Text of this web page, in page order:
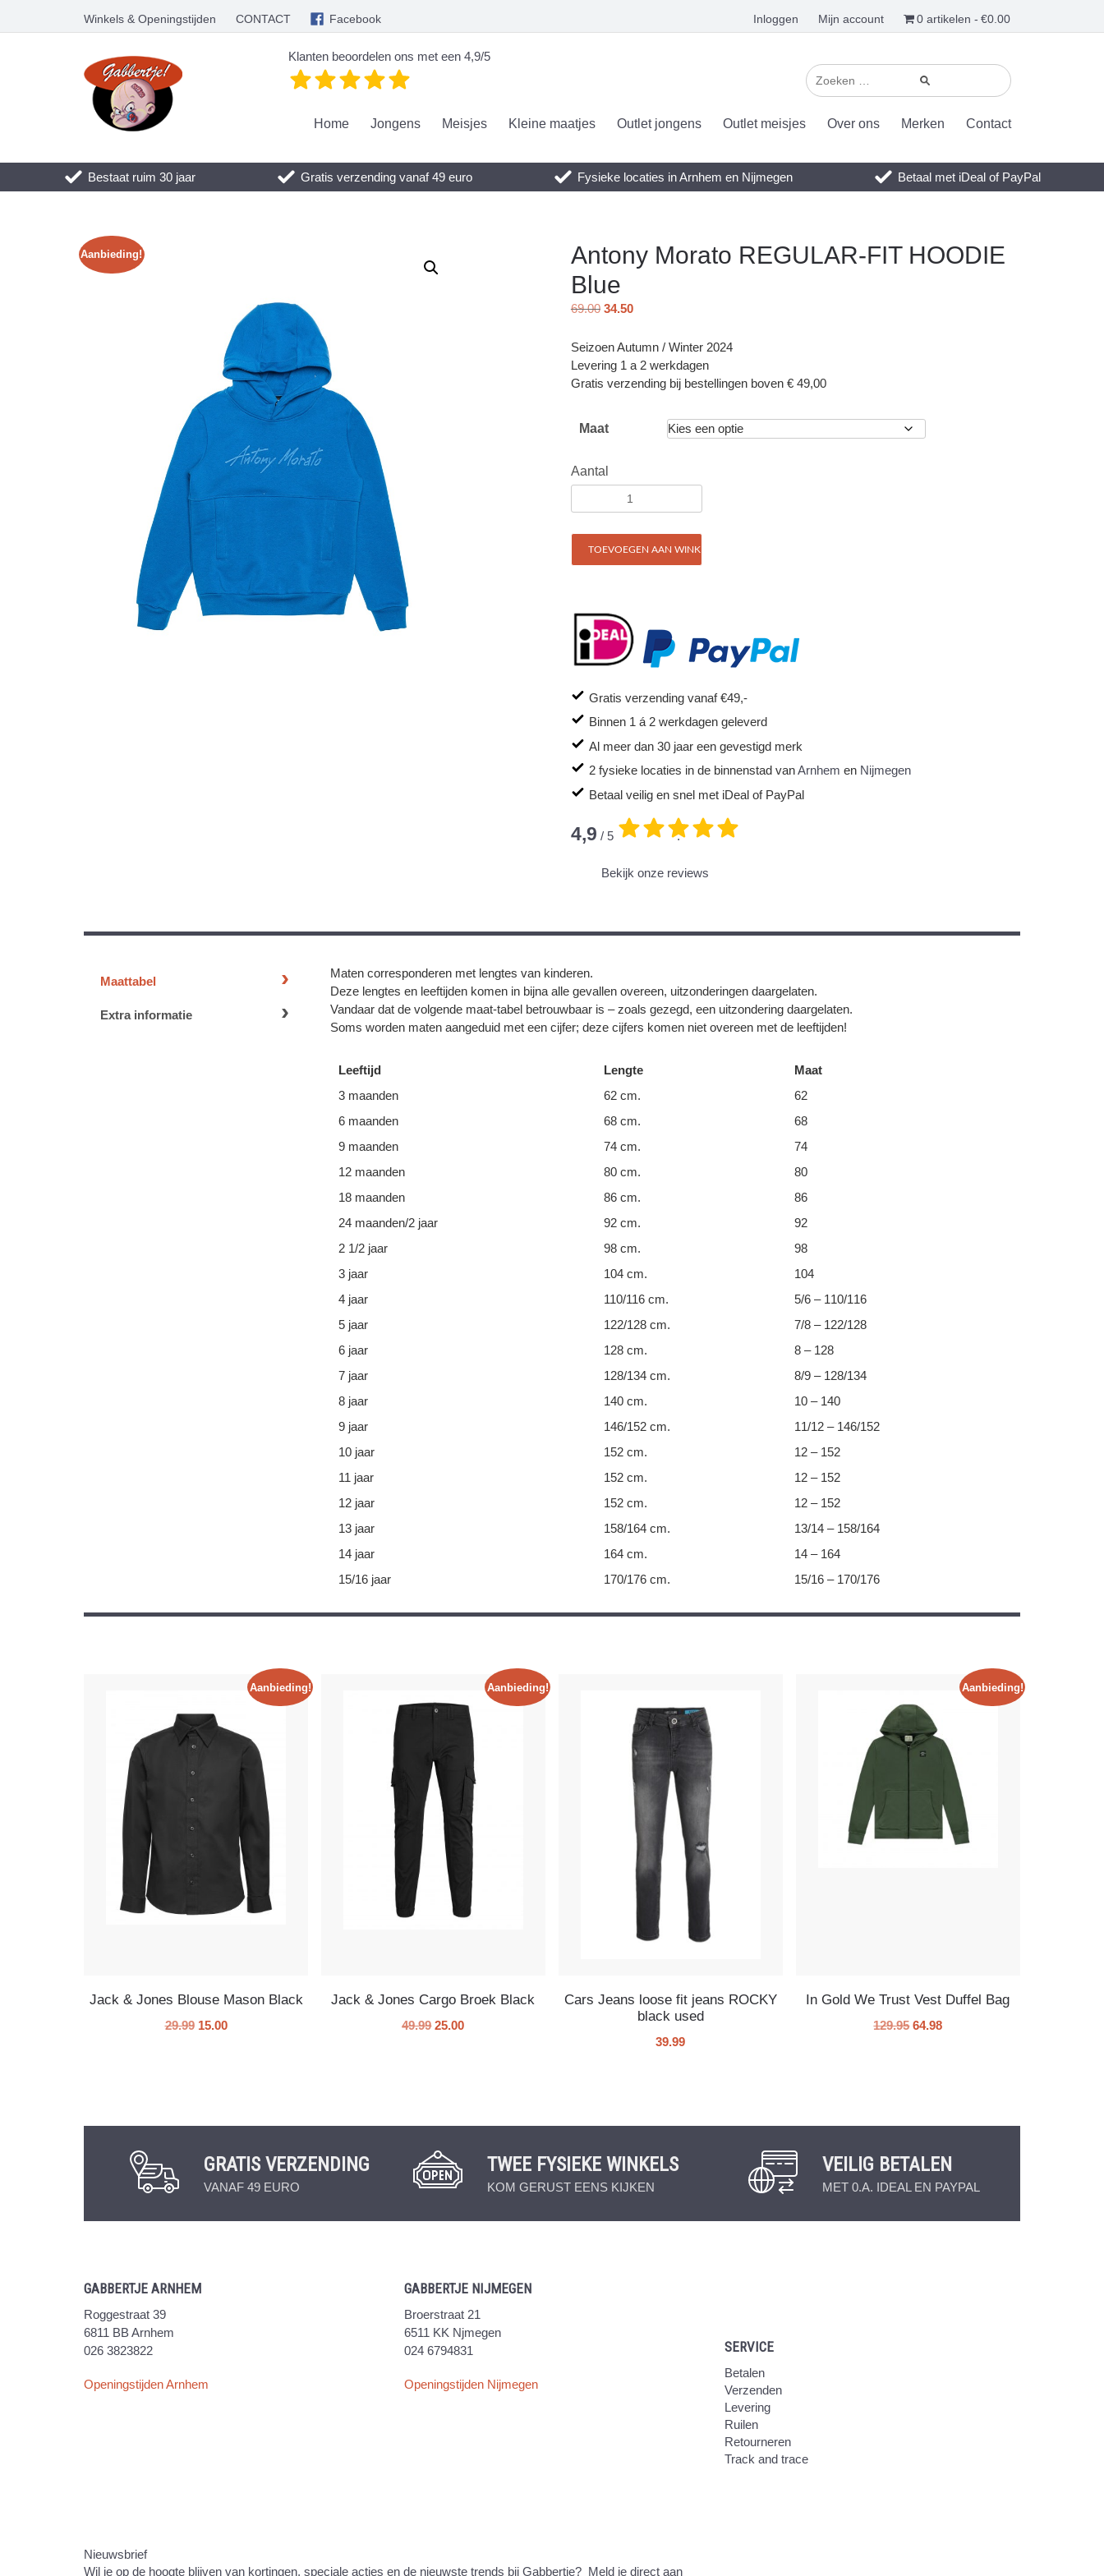
Winkels & Openingstijden CONTACT Facebook Inloggen Mijn account 0 artikelen €0.00
Klanten beoordelen ons met een 4,9/5
Home Jongens Meisjes Kleine maatjes Outlet jongens Outlet meisjes Over ons Merken Contact
Bestaat ruim 30 jaar Gratis verzending vanaf 49 euro Fysieke locaties in Arnhem en Nijmegen Betaal met iDeal of PayPal
Aanbieding!
Antony Morato REGULAR-FIT HOODIE
Blue
69.00 34.50
Seizoen Autumn / Winter 2024
Levering 1 a 2 werkdagen
Gratis verzending bij bestellingen boven € 49,00
Maat
Aantal
TOEVOEGEN AAN WINKELWAGEN
Gratis verzending vanaf €49,-
Binnen 1 á 2 werkdagen geleverd
Al meer dan 30 jaar een gevestigd merk
2 fysieke locaties in de binnenstad vanArnhem en Nijmegen
Betaal veilig en snel met iDeal of PayPal
4,9 / 5 .
Bekijk onze reviews
Maattabel
Extra informatie
Maten corresponderen met lengtes van kinderen.
Deze lengtes en leeftijden komen in bijna alle gevallen overeen, uitzonderingen daargelaten.
Vandaar dat de volgende maat-tabel betrouwbaar is – zoals gezegd, een uitzondering daargelaten.
Soms worden maten aangeduid met een cijfer; deze cijfers komen niet overeen met de leeftijden!
Leeftijd Lengte
Maat
3 maanden
62 cm.
62
6 maanden
68 cm.
68
9 maanden
74 cm.
74
12 maanden
80 cm.
80
18 maanden
86 cm.
86
24 maanden/2 jaar
92 cm.
92
2 1/2 jaar
98 cm.
98
3 jaar
104 cm.
104
4 jaar
110/116 cm.
5/6 – 110/116
5 jaar
122/128 cm.
7/8 – 122/128
6 jaar
128 cm.
8 – 128
7 jaar
128/134 cm.
8/9 – 128/134
8 jaar
140 cm.
10 – 140
9 jaar
146/152 cm.
11/12 – 146/152
10 jaar
152 cm.
12 – 152
11 jaar
152 cm.
12 – 152
12 jaar
152 cm.
12 – 152
13 jaar
158/164 cm.
13/14 – 158/164
14 jaar
164 cm.
14 – 164
15/16 jaar
170/176 cm. 15/16 – 170/176
Aanbieding!
Jack & Jones Blouse Mason Black
29.99 15.00
Aanbieding!
Jack & Jones Cargo Broek Black
49.99 25.00
Cars Jeans loose fit jeans ROCKY
black used
39.99
Aanbieding!
In Gold We Trust Vest Duffel Bag
129.95 64.98
GRATIS VERZENDING
VANAF 49 EURO
TWEE FYSIEKE WINKELS
KOM GERUST EENS KIJKEN
VEILIG BETALEN
MET 0.A. IDEAL EN PAYPAL
GABBERTJE ARNHEM
Roggestraat 39
6811 BB Arnhem
026 3823822
Openingstijden Arnhem
GABBERTJE NIJMEGEN
Broerstraat 21
6511 KK Njmegen
024 6794831
Openingstijden Nijmegen
SERVICE
Betalen
Verzenden
Levering
Ruilen
Retourneren
Track and trace
Nieuwsbrief
Wil je op de hoogte blijven van kortingen, speciale acties en de nieuwste trends bij Gabbertje? Meld je direct aan